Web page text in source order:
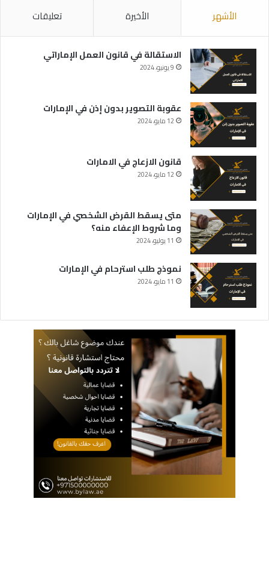
الأشهر الأخيرة تعليقات
الاستقالة في قانون العمل الإماراتي
9 يونيو، 2024
عقوبة التصوير بدون إذن في الإمارات
12 مايو، 2024
قانون الازعاج في الامارات
12 مايو، 2024
متى يسقط القرض الشخصي في الإمارات
وما شروط الإعفاء منه؟
11 يوليو، 2024
نموذج طلب استرحام في الإمارات
11 مايو، 2024